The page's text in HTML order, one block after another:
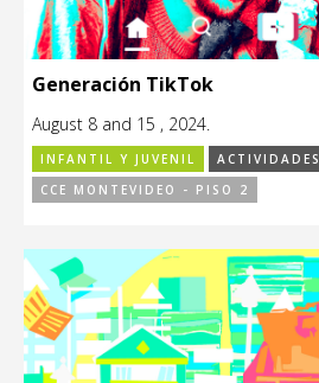
Generación TikTok
August 8 and 15 , 2024.
INFANTIL Y JUVENIL
ACTIVIDADES
CCE MONTEVIDEO - PISO 2